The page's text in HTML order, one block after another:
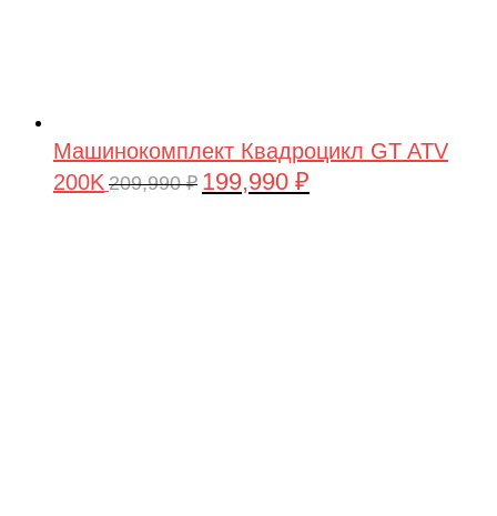
Машинокомплект Квадроцикл GT ATV
200K 209,990₽ Первоначальная
199,990 ₽